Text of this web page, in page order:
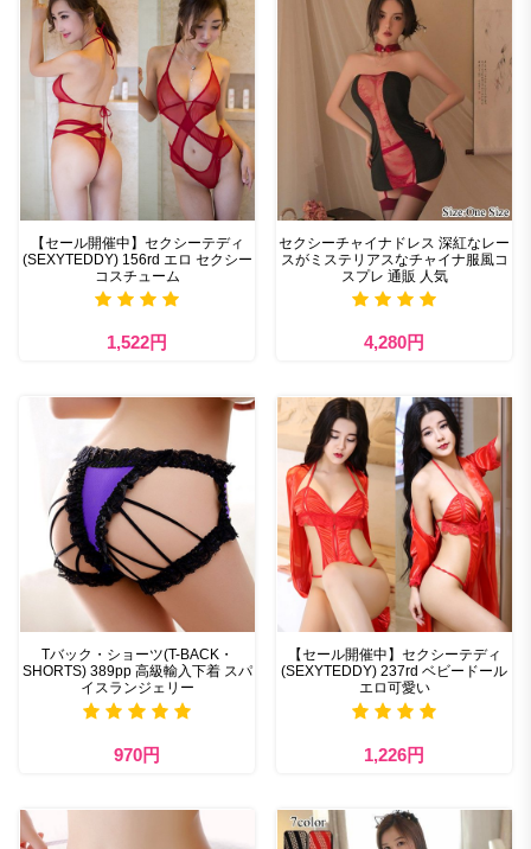
【セール開催中】セクシーテディ
(SEXYTEDDY) 156rd エロ セクシー
コスチューム
1,522円
セクシーチャイナドレス 深紅なレー
スがミステリアスなチャイナ服風コ
スプレ 通販 人気
4,280円
Tバック・ショーツ(T-BACK・
SHORTS) 389pp 高級輸入下着 スパ
イスランジェリー
970円
【セール開催中】セクシーテディ
(SEXYTEDDY) 237rd ベビードール
エロ可愛い
1,226円